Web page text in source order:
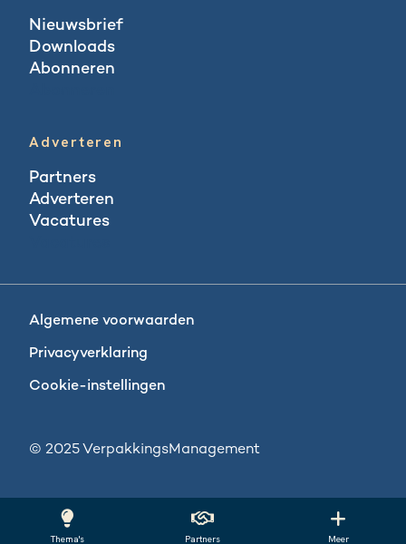
Thema's Partners Meer
Nieuwsbrief
Downloads
Abonneren
Adverteren
Partners
Adverteren
Vacatures
Algemene voorwaarden
Privacyverklaring
Cookie-instellingen
© 2025 VerpakkingsManagement